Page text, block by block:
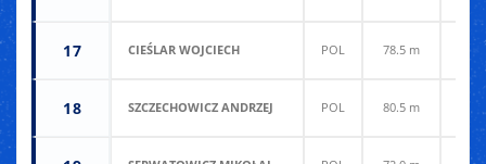
17 CIEŚLAR WOJCIECH POL 78.5 m
18 SZCZECHOWICZ ANDRZEJ POL 80.5 m